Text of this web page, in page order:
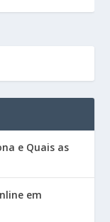
e Quais as
em